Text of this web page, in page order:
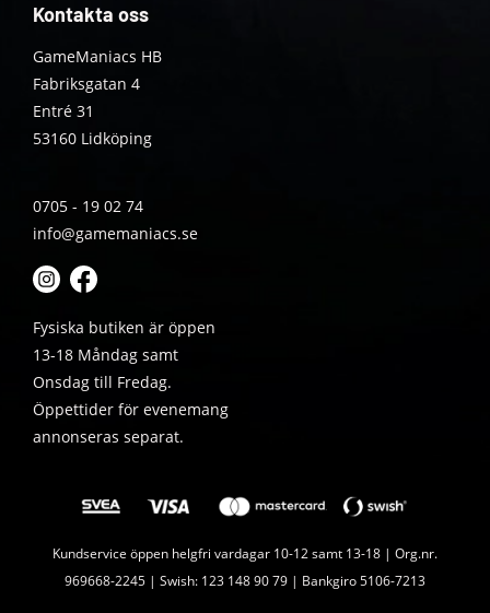
Kontakta oss
GameManiacs HB
Fabriksgatan 4
Entré 31
53160 Lidköping
0705 - 19 02 74
info@gamemaniacs.se
Fysiska butiken är öppen
13-18 Måndag samt
Onsdag till Fredag.
Öppettider för evenemang
annonseras separat.
Kundservice öppen helgfri vardagar 10-12 samt 13-18 | Org.nr.
969668-2245 | Swish: 123 148 90 79 | Bankgiro 5106-7213